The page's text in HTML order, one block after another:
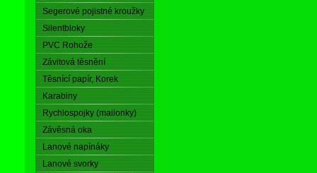
Segerové pojistné kroužky
Silentbloky
PVC Rohože
Závitová těsnění
Těsnící papír, Korek
Karabiny
Rychlospojky (mailonky)
Závěsná oka
Lanové napínáky
Lanové svorky